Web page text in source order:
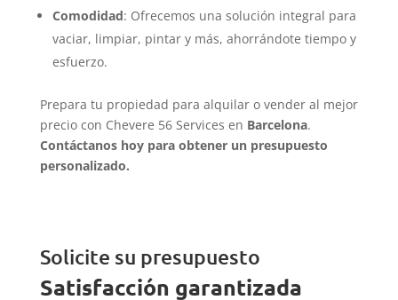
Comodidad: Ofrecemos una solución integral para
vaciar, limpiar, pintar y más, ahorrándote tiempo y
esfuerzo.
Prepara tu propiedad para alquilar o vender al mejor
precio con Chevere 56 Services en Barcelona.
Contáctanos hoy para obtener un presupuesto
personalizado.
Solicite su presupuesto
Satisfacción garantizada